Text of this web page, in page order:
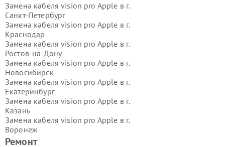
Ремонт
Замена кабеля vision pro Apple в г.
Санкт-Петербург
Замена кабеля vision pro Apple в г.
Краснодар
Замена кабеля vision pro Apple в г.
Ростов-на-Дону
Замена кабеля vision pro Apple в г.
Новосибирск
Замена кабеля vision pro Apple в г.
Екатеринбург
Замена кабеля vision pro Apple в г.
Казань
Замена кабеля vision pro Apple в г.
Воронеж
Замена кабеля vision pro Apple в г.